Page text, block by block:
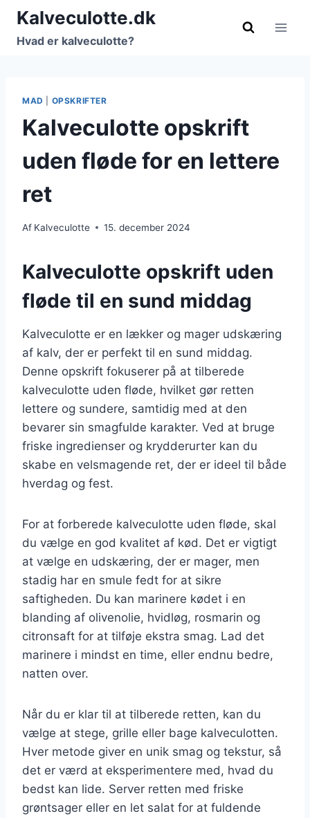
Fortsæt
indhold
Kalveculotte.dk
Hvad er kalveculotte?
MAD OPSKRIFTER
Kalveculotte opskrift
uden fløde for en lettere
ret
Af Kalveculotte 15. december 2024
Kalveculotte opskrift uden
fløde til en sund middag
Kalveculotte er en lækker og mager udskæring
af kalv, der er perfekt til en sund middag.
Denne opskrift fokuserer på at tilberede
kalveculotte uden fløde, hvilket gør retten
lettere og sundere, samtidig med at den
bevarer sin smagfulde karakter. Ved at bruge
friske ingredienser og krydderurter kan du
skabe en velsmagende ret, der er ideel til både
hverdag og fest.
For at forberede kalveculotte uden fløde, skal
du vælge en god kvalitet af kød. Det er vigtigt
at vælge en udskæring, der er mager, men
stadig har en smule fedt for at sikre
saftigheden. Du kan marinere kødet i en
blanding af olivenolie, hvidløg, rosmarin og
citronsaft for at tilføje ekstra smag. Lad det
marinere i mindst en time, eller endnu bedre,
natten over.
Når du er klar til at tilberede retten, kan du
vælge at stege, grille eller bage kalveculotten.
Hver metode giver en unik smag og tekstur, så
det er værd at eksperimentere med, hvad du
bedst kan lide. Server retten med friske
grøntsager eller en let salat for at fuldende